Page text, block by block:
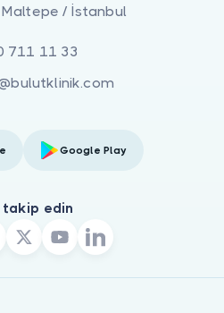
/ İstanbul
711 11 33
Google Play
takip edin